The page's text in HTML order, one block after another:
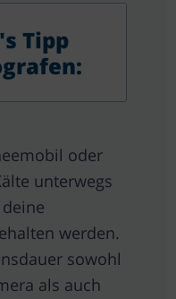
Tipp
oder
unterwegs
werden.
sowohl
als auch